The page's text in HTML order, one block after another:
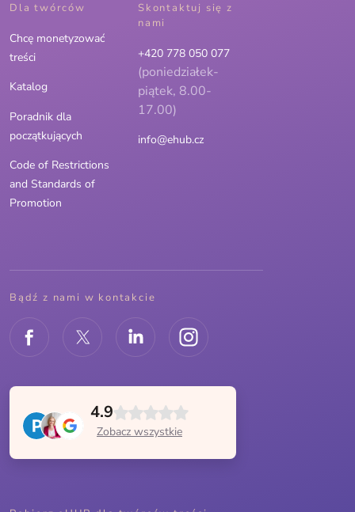
Dla twórców
Chcę monetyzować
treści
Katalog
Poradnik dla
początkujących
Code of Restrictions
and Standards of
Promotion
Skontaktuj się z
nami
+420 778 050 077
(poniedziałek-
piątek, 8.00-
17.00)
info@ehub.cz
Bądź z nami w kontakcie
4.9
Zobacz wszystkie